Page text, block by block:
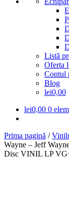
Listă
Oferta
Contul
Blog
lei0,00
lei0,00 0
Prima pagină /
Wayne – Jeff
Disc VINIL LP